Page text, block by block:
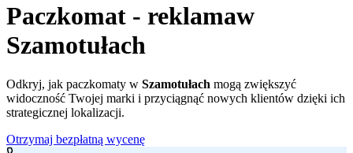
Paczkomat - reklamaw
Szamotułach
Odkryj, jak paczkomaty w Szamotułach mogą zwiększyć
widoczność Twojej marki i przyciągnąć nowych klientów dzięki ich
strategicznej lokalizacji.
Otrzymaj bezpłatną wycenę